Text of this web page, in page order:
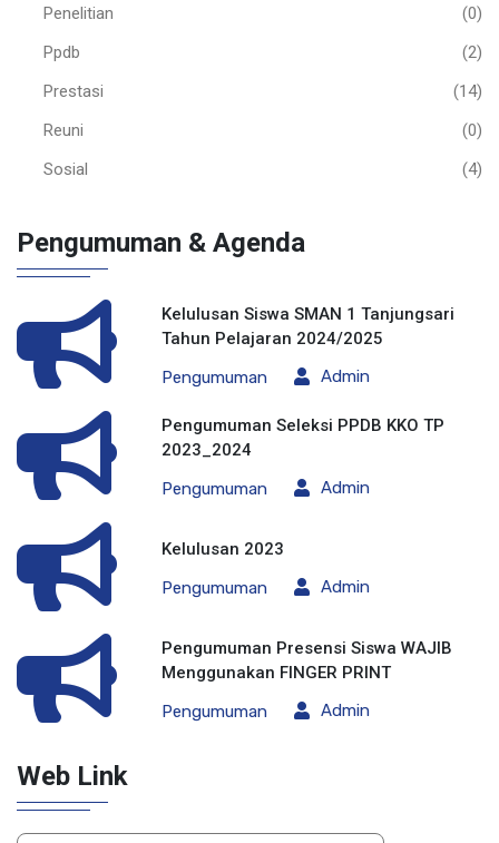
Penelitian
(0)
Ppdb
(2)
Prestasi
(14)
Reuni
(0)
Sosial
(4)
Pengumuman & Agenda
Kelulusan Siswa SMAN 1 Tanjungsari
Tahun Pelajaran 2024/2025
Pengumuman
Admin
Pengumuman Seleksi PPDB KKO TP
2023_2024
Pengumuman
Admin
Kelulusan 2023
Pengumuman
Admin
Pengumuman Presensi Siswa WAJIB
Menggunakan FINGER PRINT
Pengumuman
Admin
Web Link